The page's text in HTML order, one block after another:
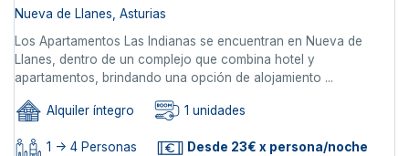
Nueva de Llanes, Asturias
Los Apartamentos Las Indianas se encuentran en Nueva de
Llanes, dentro de un complejo que combina hotel y
apartamentos, brindando una opción de alojamiento ...
Alquiler íntegro 1 unidades
1 -> 4 Personas Desde 23€ x persona/noche